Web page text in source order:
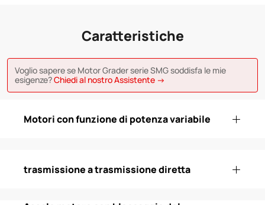
Caratteristiche
Voglio sapere se Motor Grader serie SMG soddisfa le mie
esigenze?Chiedi al nostro Assistente →
Motori con funzione di potenza variabile
trasmissione a trasmissione diretta